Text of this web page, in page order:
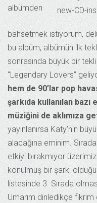
albümden
bahsetmek istiyorum,
bu albüm, albümün ilk
sonrasında büyük bir
“Legendary Lovers”
hem de 90’lar pop
şarkıda kullanılan
müziğini de aklımıza
yayınlanırsa Katy’nin
alacağına eminim.
etkiyi bırakmıyor
konulmuş bir şarkı
listesinde 3. Sırada
Umarım dinledikçe